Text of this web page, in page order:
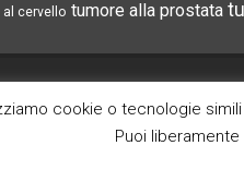
CERCA
Search
cookie o tecnologie
Puoi